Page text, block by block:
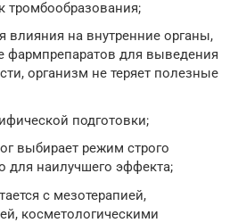
тромбообразования;
влияния на внутренние органы,
фармпрепаратов для выведения
организм не теряет полезные
подготовки;
выбирает режим строго
для наилучшего эффекта;
с мезотерапией,
косметологическими